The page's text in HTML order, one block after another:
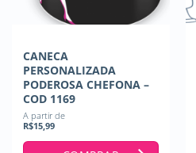
CANECA
PERSONALIZADA
PODEROSA CHEFONA –
COD 1169
A partir de
R$15,99